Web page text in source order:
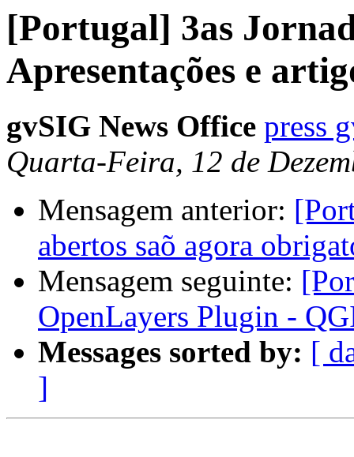
[Portugal] 3as
Apresentações e
gvSIG News Office press
Quarta-Feira, 12 de
Mensagem anterior:
abertos saõ agora
Mensagem seguinte:
OpenLayers Plugin -
Messages sorted by: [
]